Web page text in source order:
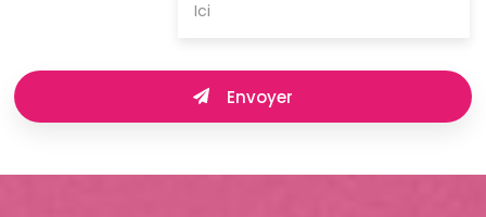
Envoyer